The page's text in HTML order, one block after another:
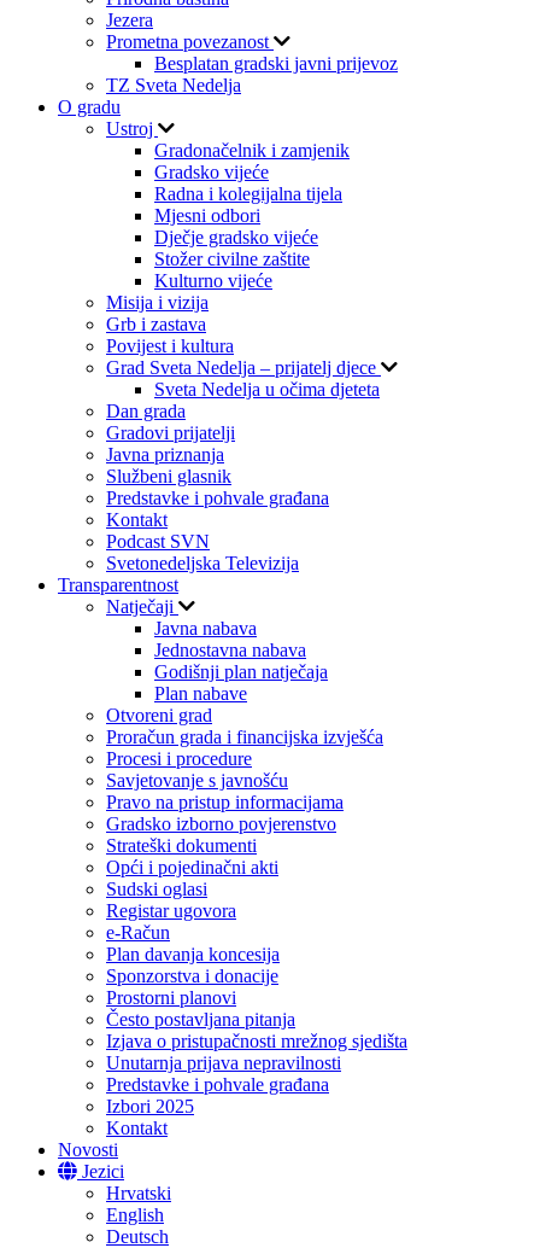
Jezera
Prometna povezanost
Besplatan gradski javni prijevoz
TZ Sveta Nedelja
O gradu
Ustroj
Gradonačelnik i zamjenik
Gradsko vijeće
Radna i kolegijalna tijela
Mjesni odbori
Dječje gradsko vijeće
Stožer civilne zaštite
Kulturno vijeće
Misija i vizija
Grb i zastava
Povijest i kultura
Grad Sveta Nedelja – prijatelj djece
Sveta Nedelja u očima djeteta
Dan grada
Gradovi prijatelji
Javna priznanja
Službeni glasnik
Predstavke i pohvale građana
Kontakt
Podcast SVN
Svetonedeljska Televizija
Transparentnost
Natječaji
Javna nabava
Jednostavna nabava
Godišnji plan natječaja
Plan nabave
Otvoreni grad
Proračun grada i financijska izvješća
Procesi i procedure
Savjetovanje s javnošću
Pravo na pristup informacijama
Gradsko izborno povjerenstvo
Strateški dokumenti
Opći i pojedinačni akti
Sudski oglasi
Registar ugovora
e-Račun
Plan davanja koncesija
Sponzorstva i donacije
Prostorni planovi
Često postavljana pitanja
Izjava o pristupačnosti mrežnog sjedišta
Unutarnja prijava nepravilnosti
Predstavke i pohvale građana
Izbori 2025
Kontakt
Novosti
Jezici
Hrvatski
English
Deutsch